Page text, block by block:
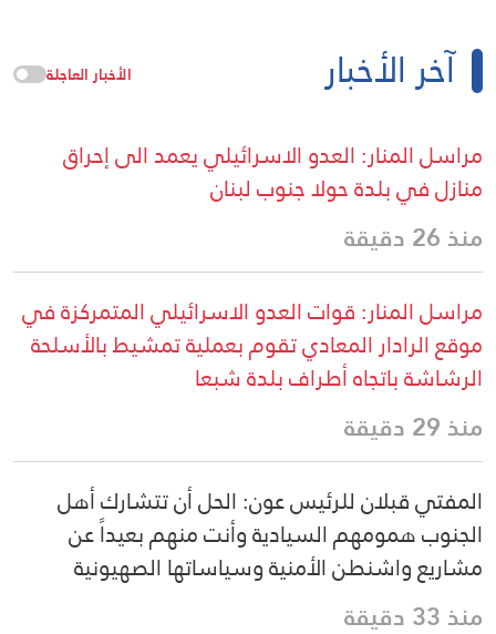
آخر الأخبار الأخبار العاجلة
مراسل المنار: العدو الاسرائيلي يعمد الى إحراق
منازل في بلدة حولا جنوب لبنان
منذ 26 دقيقة
مراسل المنار: قوات العدو الاسرائيلي المتمركزة في
موقع الرادار المعادي تقوم بعملية تمشيط بالأسلحة
الرشاشة باتجاه أطراف بلدة شبعا
منذ 29 دقيقة
المفتي قبلان للرئيس عون: الحل أن تتشارك أهل
الجنوب همومهم السيادية وأنت منهم بعيداً عن
مشاريع واشنطن الأمنية وسياساتها الصهيونية
منذ 33 دقيقة